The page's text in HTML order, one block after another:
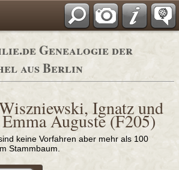
Adressbücher
Genealogie der
aus Berlin
Ignatz und
Auguste (F205)
keine Vorfahren aber mehr als 100
Stammbaum.